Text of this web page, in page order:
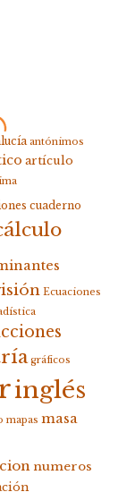
antónimos
artículo
cuaderno
Ecuaciones
gráficos
inglés
mapas masa
numeros